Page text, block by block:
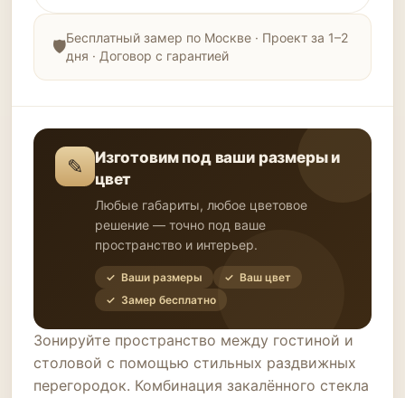
Бесплатный замер по Москве · Проект за 1–2
дня · Договор с гарантией
✎
Изготовим под ваши размеры и
цвет
Любые габариты, любое цветовое
решение — точно под ваше
пространство и интерьер.
✓ Ваши размеры
✓ Ваш цвет
✓ Замер бесплатно
Зонируйте пространство между гостиной и
столовой с помощью стильных раздвижных
перегородок. Комбинация закалённого стекла